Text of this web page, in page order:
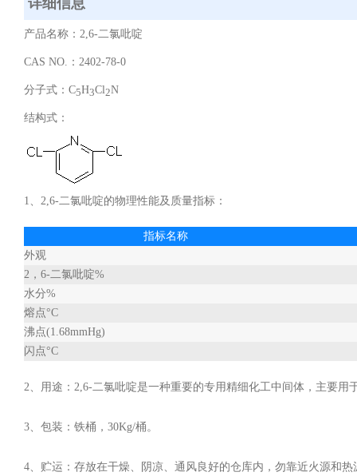
详细信息
产品名称：2,6-二氯吡啶
CAS NO.：2402-78-0
分子式：C5H3Cl2N
结构式：
1、2,6-二氯吡啶的物理性能及质量指标：
指标名称
外观
2，6-二氯吡啶%
水分%
熔点°C
沸点(1.68mmHg)
闪点°C
2、用途：2,6-二氯吡啶是一种重要的专用精细化工中间体，主要用
3、包装：铁桶，30Kg/桶。
4、贮运：存放在干燥、阴凉、通风良好的仓库内，勿靠近火源和热